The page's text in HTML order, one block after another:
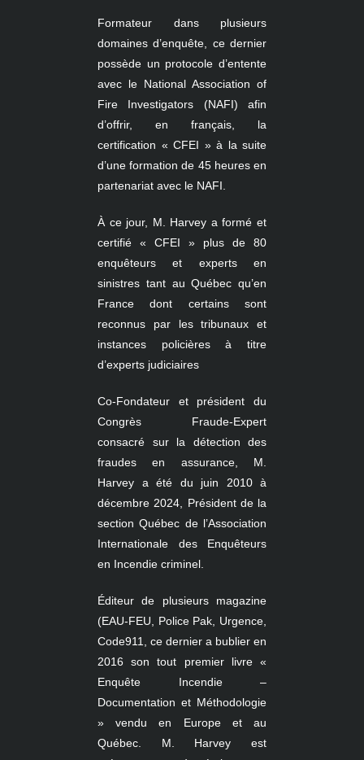
Formateur dans plusieurs
domaines d’enquête, ce dernier
possède un protocole d’entente
avec le National Association of
Fire Investigators (NAFI) afin
d’offrir, en français, la
certification « CFEI » à la suite
d’une formation de 45 heures en
partenariat avec le NAFI.
À ce jour, M. Harvey a formé et
certifié « CFEI » plus de 80
enquêteurs et experts en
sinistres tant au Québec qu’en
France dont certains sont
reconnus par les tribunaux et
instances policières à titre
d’experts judiciaires
Co-Fondateur et président du
Congrès Fraude-Expert
consacré sur la détection des
fraudes en assurance, M.
Harvey a été du juin 2010 à
décembre 2024, Président de la
section Québec de l’Association
Internationale des Enquêteurs
en Incendie criminel.
Éditeur de plusieurs magazine
(EAU-FEU, Police Pak, Urgence,
Code911, ce dernier a bublier en
2016 son tout premier livre «
Enquête Incendie –
Documentation et Méthodologie
» vendu en Europe et au
Québec. M. Harvey est